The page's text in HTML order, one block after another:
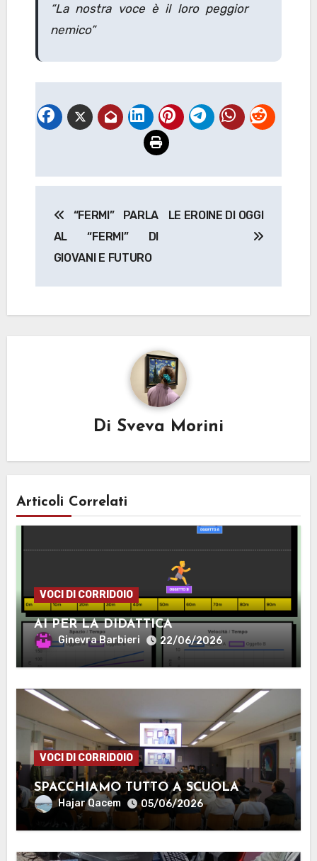
“La nostra voce è il loro peggior
nemico”
articoli
“FERMI” PARLA
AL “FERMI” DI
GIOVANI E FUTURO
LE EROINE DI OGGI
Di Sveva Morini
Articoli Correlati
VOCI DI CORRIDOIO
AI PER LA DIDATTICA
Ginevra Barbieri 22/06/2026
VOCI DI CORRIDOIO
SPACCHIAMO TUTTO A SCUOLA
Hajar Qacem 05/06/2026